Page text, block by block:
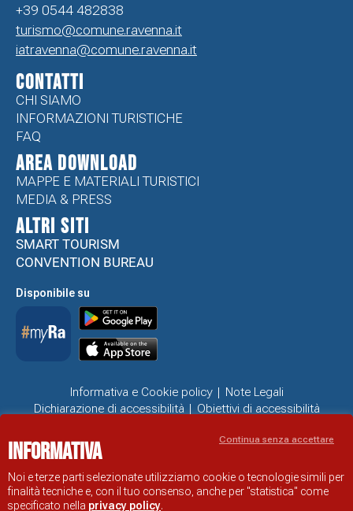
+39 0544 482838
turismo@comune.ravenna.it
iatravenna@comune.ravenna.it
CONTATTI
CHI SIAMO
INFORMAZIONI TURISTICHE
FAQ
Area Download
MAPPE E MATERIALI TURISTICI
MEDIA & PRESS
ALTRI SITI
SMART TOURISM
CONVENTION BUREAU
Disponibile su
Informativa e Cookie policy
Note Legali
Dichiarazione di accessibilità
Obiettivi di accessibilità
SITO UFFICIALE DI INFORMAZIONE TURISTICA DI RAVENNA
Informativa
Noi e terze parti selezionate utilizziamo cookie o tecnologie simili per
finalità tecniche e, con il tuo consenso, anche per "statistica" come
specificato nella privacy policy.
Continua senza accettare